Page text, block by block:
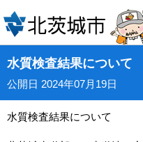
水質検査結果について
公開日 2024年07月19日
水質検査結果について